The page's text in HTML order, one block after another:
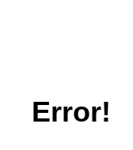
Error!